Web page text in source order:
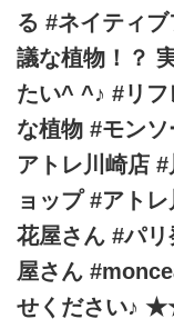
る #ネイティ
議な植物！？
たい^ ^♪ #リフ
な植物 #モン
アトレ川崎店
ョップ #アト
花屋さん #パ
屋さん
せくださ